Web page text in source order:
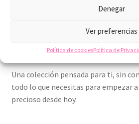
Denegar
Ver preferencias
Política de cookiesPolítica de
📥 Descárgalo
tu recetario
Una colección pensada para ti, sin
todo lo que necesitas para empezar
precioso desde hoy.